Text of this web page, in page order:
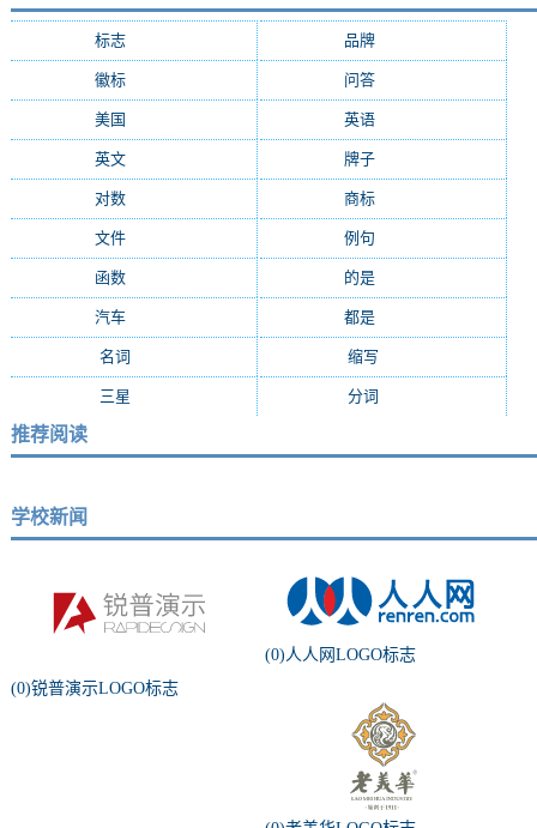
标志 品牌(7182)
徽标 问答(4361)
美国 英语(2261)
英文 牌子(1969)
对数 商标(1868)
文件 例句
函数 的是(1109)
汽车 都是(1022)
名词 缩写
三星 分词
推荐阅读
学校新闻
(0)锐普演示LOGO标志
(0)人人网LOGO标志